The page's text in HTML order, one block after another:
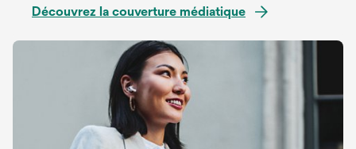
Découvrez la couverture médiatique